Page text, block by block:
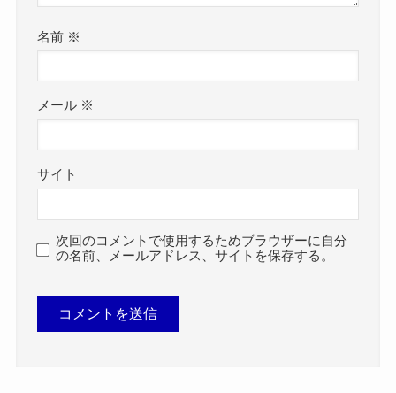
名前 ※
メール ※
サイト
次回のコメントで使用するためブラウザーに自分
の名前、メールアドレス、サイトを保存する。